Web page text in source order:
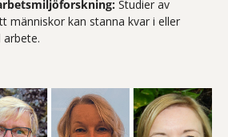
Studier av
människor kan stanna kvar i eller
arbete.